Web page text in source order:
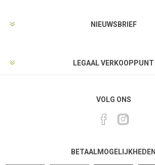
NIEUWSBRIEF
LEGAAL VERKOOPPUNT
VOLG ONS
BETAALMOGELIJKHEDEN